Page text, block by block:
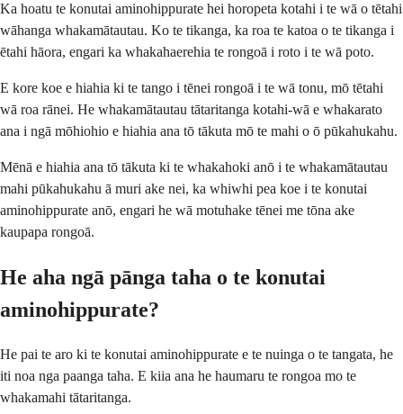
Ka hoatu te konutai aminohippurate hei horopeta kotahi i te wā o tētahi
wāhanga whakamātautau. Ko te tikanga, ka roa te katoa o te tikanga i
ētahi hāora, engari ka whakahaerehia te rongoā i roto i te wā poto.
E kore koe e hiahia ki te tango i tēnei rongoā i te wā tonu, mō tētahi
wā roa rānei. He whakamātautau tātaritanga kotahi-wā e whakarato
ana i ngā mōhiohio e hiahia ana tō tākuta mō te mahi o ō pūkahukahu.
Mēnā e hiahia ana tō tākuta ki te whakahoki anō i te whakamātautau
mahi pūkahukahu ā muri ake nei, ka whiwhi pea koe i te konutai
aminohippurate anō, engari he wā motuhake tēnei me tōna ake
kaupapa rongoā.
He aha ngā pānga taha o te konutai
aminohippurate?
He pai te aro ki te konutai aminohippurate e te nuinga o te tangata, he
iti noa nga paanga taha. E kiia ana he haumaru te rongoa mo te
whakamahi tātaritanga.